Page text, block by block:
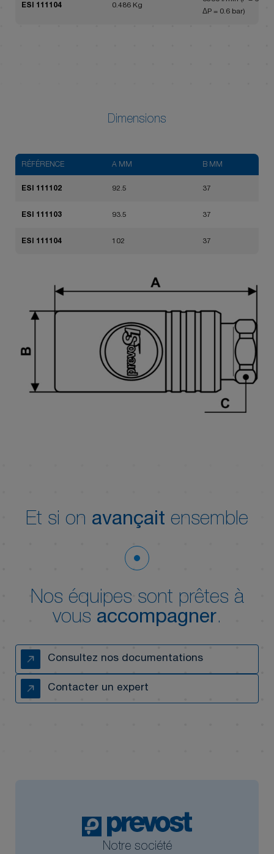
ESI 111104 0.486 Kg
ΔP = 0.6 bar)
Dimensions
RÉFÉRENCE A MM B MM
ESI 111102 92.5 37
ESI 111103 93.5 37
ESI 111104 102 37
Et si on avançait ensemble
Nos équipes sont prêtes à
vous accompagner.
Consultez nos documentations
Contacter un expert
Notre société